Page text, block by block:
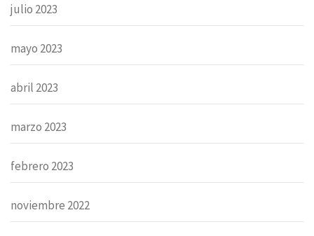
julio 2023
mayo 2023
abril 2023
marzo 2023
febrero 2023
noviembre 2022